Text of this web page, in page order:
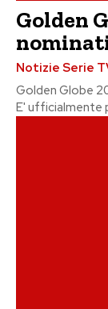
Golden
Notizie Serie
Golden Globe
E' ufficialmente